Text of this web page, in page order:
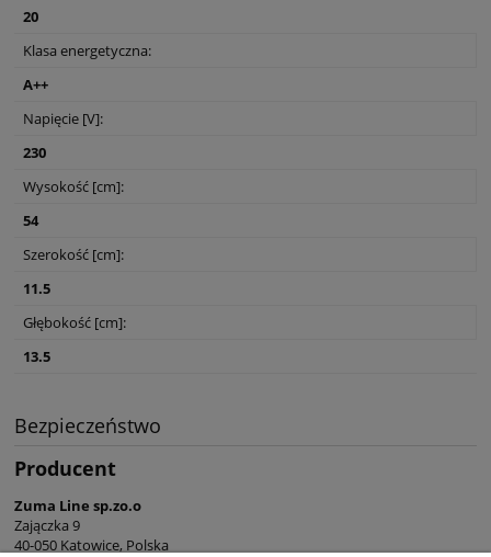
20
Klasa energetyczna:
A++
Napięcie [V]:
230
Wysokość [cm]:
54
Szerokość [cm]:
11.5
Głębokość [cm]:
13.5
Bezpieczeństwo
Producent
Zuma Line sp.zo.o
Zajączka 9
40-050 Katowice, Polska